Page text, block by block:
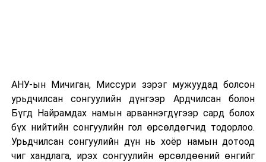
олборлолт, борлуулалтыг 1.6 дахин өсгөж, улсын
гадаад валютын нөөц ердөө гурав, дөрөвхөн сарын
дотор 2 тэрбум ам.доллароор нэмэгдэж, эдийн
засгаа сэргээж чадлаа. Төсвийн сахилга бат, эмх
цэгц, гадаад худалдааны бодлого зөв чиглэлд орж
эхэлмэгц бодит үр дүн эхнээсээ харагдаж эхэлсэн.
АНУ-ын Мичиган, Миссури зэрэг мужуудад болсон
урьдчилсан сонгуулийн дүнгээр Ардчилсан болон
Бүгд Найрамдах намын арваннэгдүгээр сард болох
бүх нийтийн сонгуулийн гол өрсөлдөгчид тодорлоо.
Урьдчилсан сонгуулийн дүн нь хоёр намын дотоод
чиг хандлага, ирэх сонгуулийн өрсөлдөөний өнгийг